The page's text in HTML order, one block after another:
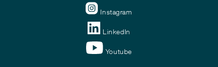
Instagram
LinkedIn
Youtube